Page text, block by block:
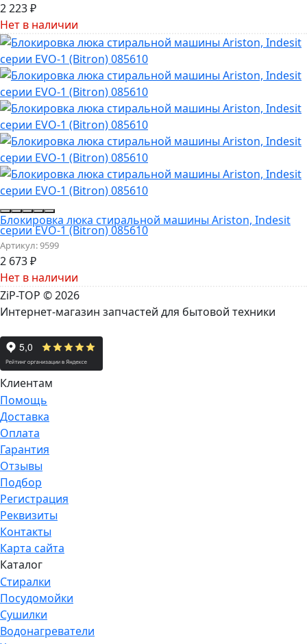
2 223₽
Нет в наличии
Блокировка люка стиральной машины Ariston, Indesit
серии EVO-1 (Bitron) 085610
Артикул:9599
2 673₽
Нет в наличии
ZiP-TOP © 2026
Интернет-магазин запчастей для бытовой техники
Клиентам
Помощь
Доставка
Оплата
Гарантия
Отзывы
Подбор
Регистрация
Реквизиты
Контакты
Карта сайта
Каталог
Стиралки
Посудомойки
Сушилки
Водонагреватели